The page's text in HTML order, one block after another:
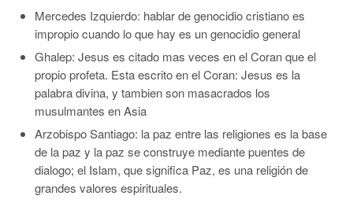
Mercedes Izquierdo: hablar de genocidio cristiano es
impropio cuando lo que hay es un genocidio general
Ghalep: Jesus es citado mas veces en el Coran que el
propio profeta. Esta escrito en el Coran: Jesus es la
palabra divina, y tambien son masacrados los
musulmantes en Asia
Arzobispo Santiago: la paz entre las religiones es la base
de la paz y la paz se construye mediante puentes de
dialogo; el Islam, que significa Paz, es una religión de
grandes valores espirituales.